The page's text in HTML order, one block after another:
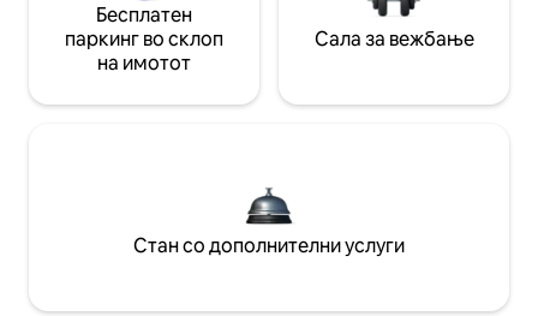
Бесплатен
паркинг во склоп
на имотот
Сала за вежбање
Стан со дополнителни услуги